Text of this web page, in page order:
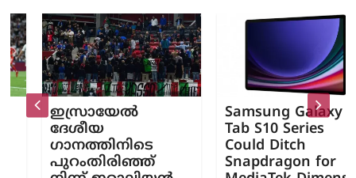
ഇസ്രായേല്‍
ദേശീയ
ഗാനത്തിനിടെ
പുറംതിരിഞ്ഞ്
Samsung Galaxy
Tab S10 Series
Could Ditch
Snapdragon for